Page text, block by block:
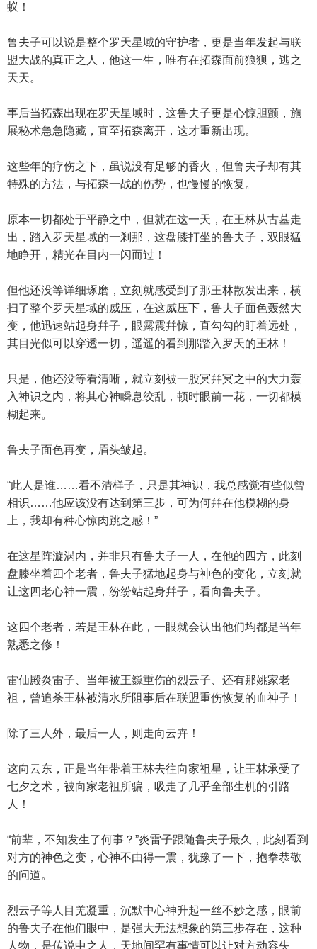
蚁！
鲁夫子可以说是整个罗天星域的守护者，更是当年发起与联
盟大战的真正之人，他这一生，唯有在拓森面前狼狈，逃之
天天。
事后当拓森出现在罗天星域时，这鲁夫子更是心惊胆颤，施
展秘术急急隐藏，直至拓森离开，这才重新出现。
这些年的疗伤之下，虽说没有足够的香火，但鲁夫子却有其
特殊的方法，与拓森一战的伤势，也慢慢的恢复。
原本一切都处于平静之中，但就在这一天，在王林从古墓走
出，踏入罗天星域的一剎那，这盘膝打坐的鲁夫子，双眼猛
地睁开，精光在目内一闪而过！
但他还没等详细琢磨，立刻就感受到了那王林散发出来，横
扫了整个罗天星域的威压，在这威压下，鲁夫子面色轰然大
变，他迅速站起身幷子，眼露震幷惊，直勾勾的盯着远处，
其目光似可以穿透一切，遥遥的看到那踏入罗天的王林！
只是，他还没等看清晰，就立刻被一股冥幷冥之中的大力轰
入神识之内，将其心神瞬息绞乱，顿时眼前一花，一切都模
糊起来。
鲁夫子面色再变，眉头皱起。
“此人是谁……看不清样子，只是其神识，我总感觉有些似曾
相识……他应该没有达到第三步，可为何幷在他模糊的身
上，我却有种心惊肉跳之感！”
在这星阵漩涡内，并非只有鲁夫子一人，在他的四方，此刻
盘膝坐着四个老者，鲁夫子猛地起身与神色的变化，立刻就
让这四老心神一震，纷纷站起身幷子，看向鲁夫子。
这四个老者，若是王林在此，一眼就会认出他们均都是当年
熟悉之修！
雷仙殿炎雷子、当年被王巍重伤的烈云子、还有那姚家老
祖，曾追杀王林被清水所阻事后在联盟重伤恢复的血神子！
除了三人外，最后一人，则走向云卉！
这向云东，正是当年带着王林去往向家祖星，让王林承受了
七夕之术，被向家老祖所骗，吸走了几乎全部生机的引路
人！
“前辈，不知发生了何事？”炎雷子跟随鲁夫子最久，此刻看到
对方的神色之变，心神不由得一震，犹豫了一下，抱拳恭敬
的问道。
烈云子等人目羌凝重，沉默中心神升起一丝不妙之感，眼前
的鲁夫子在他们眼中，是强大无法想象的第三步存在，这种
人物，是传说中之人，天地间罕有事情可以让对方动容失